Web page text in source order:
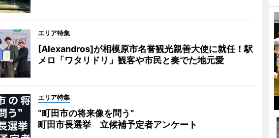
エリア特集
[Alexandros]が相模原市名誉観光親善大使に就任！駅
メロ「ワタリドリ」観客や市民と奏でた地元愛
エリア特集
“町田市の将来像を問う”
町田市長選挙 立候補予定者アンケート